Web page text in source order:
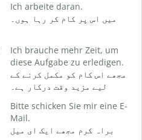
Ich arbeite daran.
میں اس پر کام کر رہا ہوں۔
Ich brauche mehr Zeit, um
diese Aufgabe zu erledigen.
مجھے اس کام کو مکمل کرنے کے
لیے مزید وقت درکار ہے۔
Bitte schicken Sie mir eine E-
Mail.
براہ کرم مجھے ایک ای میل